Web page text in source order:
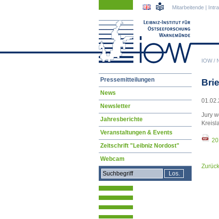
IOW/
Mitarbeitende |
Jury
Zurück
Navigation
Pressemitteilungen
News
Newsletter
Jahresberichte
Veranstaltungen & Events
Zeitschrift "Leibniz Nordost"
Webcam